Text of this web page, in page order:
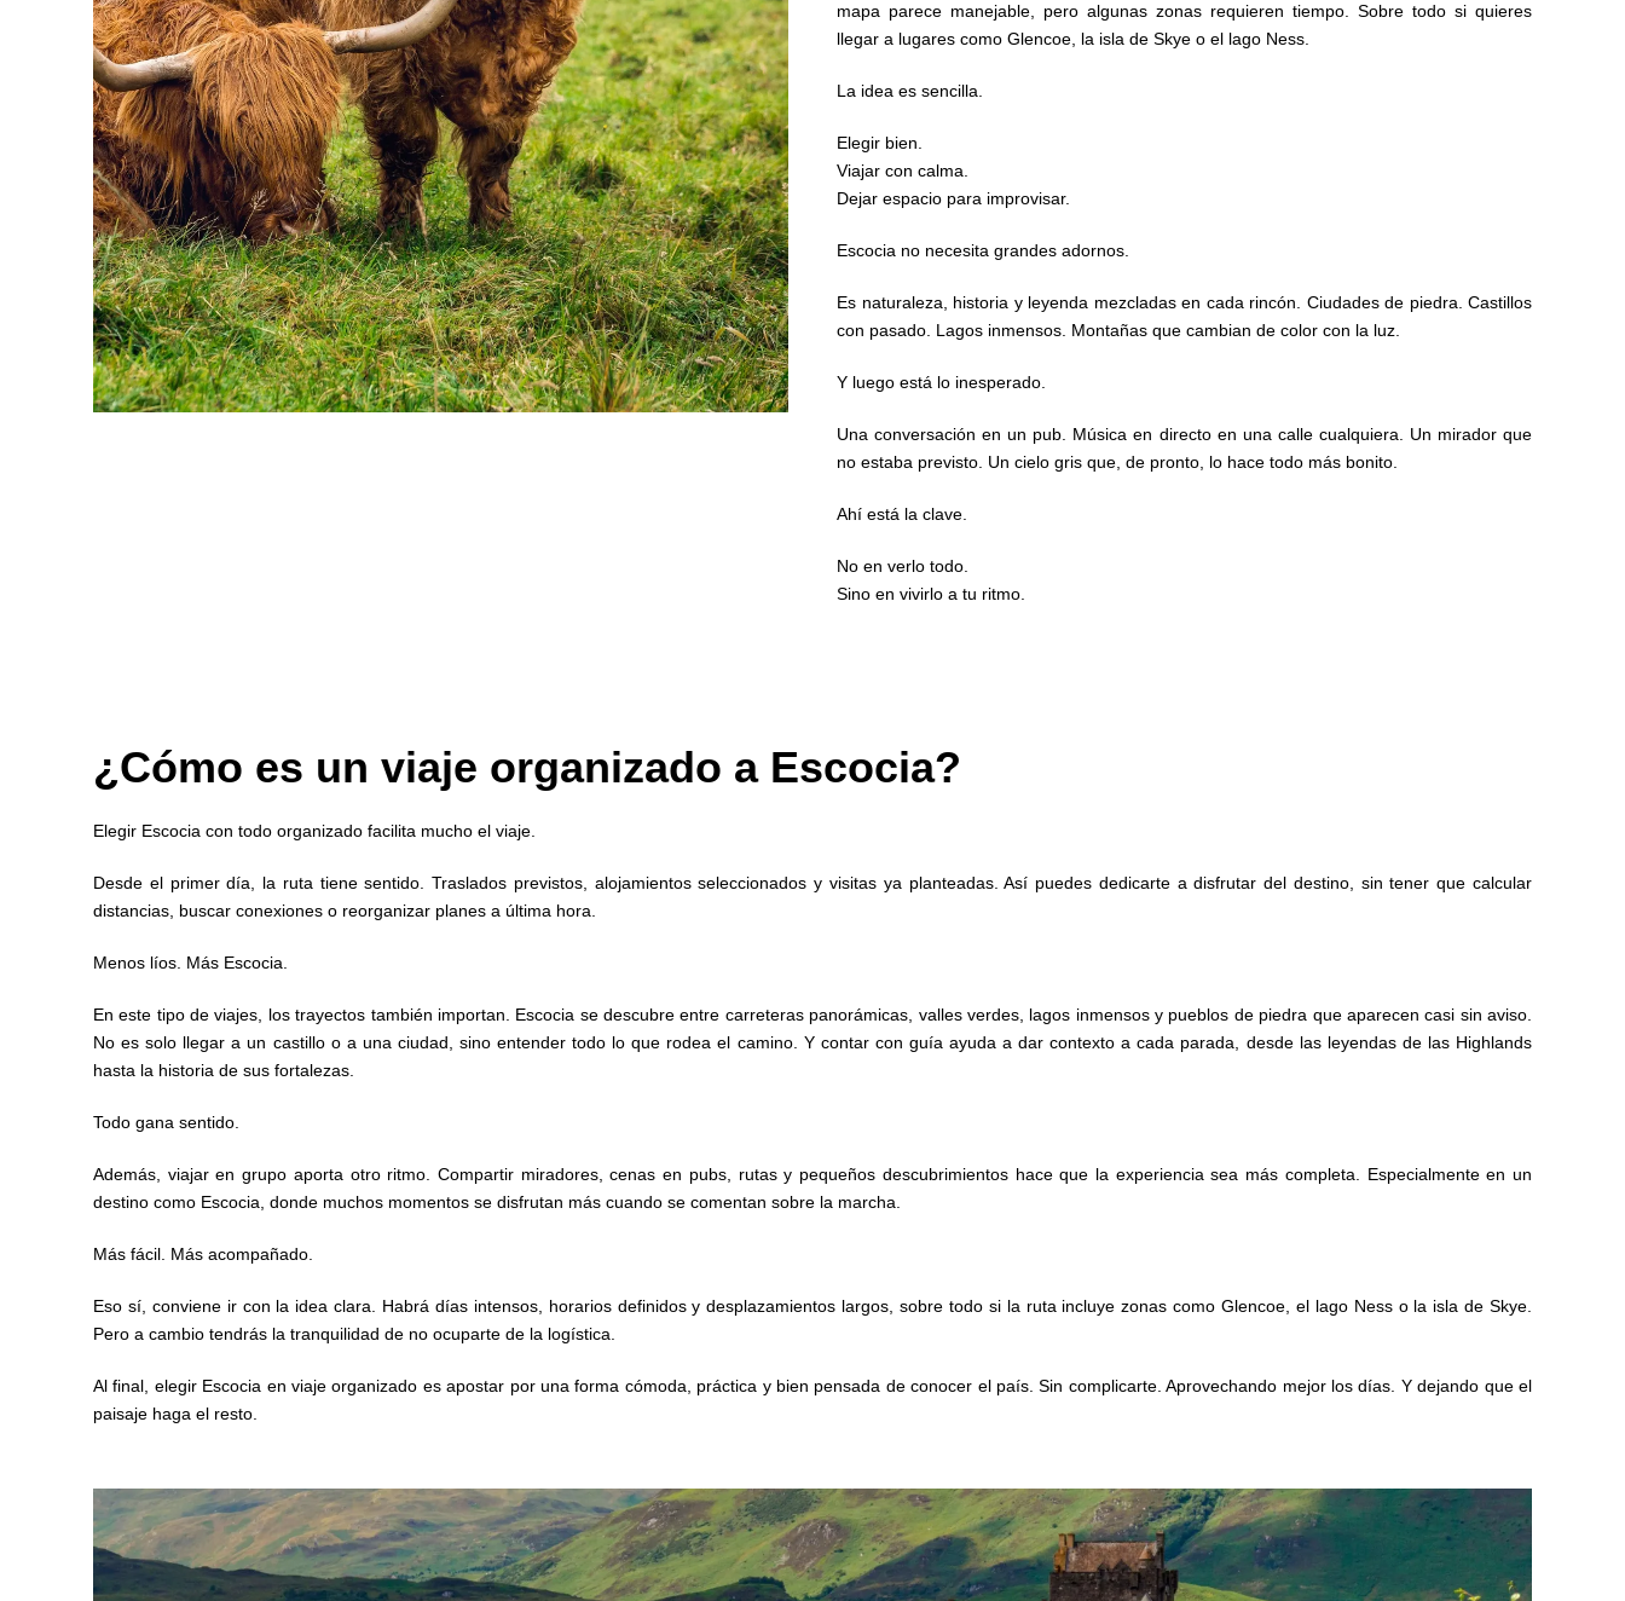
mapa parece manejable, pero algunas zonas requieren tiempo. Sobre todo si quieres
llegar a lugares como Glencoe, la isla de Skye o el lago Ness.
La idea es sencilla.
Elegir bien.
Viajar con calma.
Dejar espacio para improvisar.
Escocia no necesita grandes adornos.
Es naturaleza, historia y leyenda mezcladas en cada rincón. Ciudades de piedra. Castillos
con pasado. Lagos inmensos. Montañas que cambian de color con la luz.
Y luego está lo inesperado.
Una conversación en un pub. Música en directo en una calle cualquiera. Un mirador que
no estaba previsto. Un cielo gris que, de pronto, lo hace todo más bonito.
Ahí está la clave.
No en verlo todo.
Sino en vivirlo a tu ritmo.
¿Cómo es un viaje organizado a Escocia?
Elegir Escocia con todo organizado facilita mucho el viaje.
Desde el primer día, la ruta tiene sentido. Traslados previstos, alojamientos seleccionados y visitas ya planteadas. Así puedes dedicarte a disfrutar del destino, sin tener que calcular
distancias, buscar conexiones o reorganizar planes a última hora.
Menos líos. Más Escocia.
En este tipo de viajes, los trayectos también importan. Escocia se descubre entre carreteras panorámicas, valles verdes, lagos inmensos y pueblos de piedra que aparecen casi sin aviso.
No es solo llegar a un castillo o a una ciudad, sino entender todo lo que rodea el camino. Y contar con guía ayuda a dar contexto a cada parada, desde las leyendas de las Highlands
hasta la historia de sus fortalezas.
Todo gana sentido.
Además, viajar en grupo aporta otro ritmo. Compartir miradores, cenas en pubs, rutas y pequeños descubrimientos hace que la experiencia sea más completa. Especialmente en un
destino como Escocia, donde muchos momentos se disfrutan más cuando se comentan sobre la marcha.
Más fácil. Más acompañado.
Eso sí, conviene ir con la idea clara. Habrá días intensos, horarios definidos y desplazamientos largos, sobre todo si la ruta incluye zonas como Glencoe, el lago Ness o la isla de Skye.
Pero a cambio tendrás la tranquilidad de no ocuparte de la logística.
Al final, elegir Escocia en viaje organizado es apostar por una forma cómoda, práctica y bien pensada de conocer el país. Sin complicarte. Aprovechando mejor los días. Y dejando que el
paisaje haga el resto.